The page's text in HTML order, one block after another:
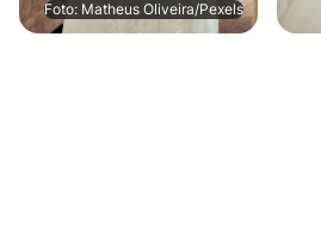
Foto: Matheus Oliveira/Pexels